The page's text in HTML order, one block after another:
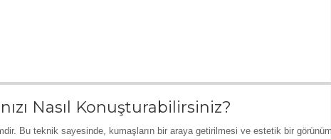
Nasıl Konuşturabilirsiniz?
Bu teknik sayesinde, kumaşların bir araya getirilmesi ve estetik bir